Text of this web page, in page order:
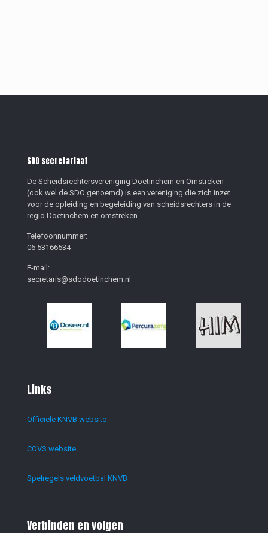
SDO secretariaat
De Scheidsrechtersvereniging Doetinchem en Omstreken
(ook wel de SDO genoemd) is een vereniging die zich inzet
voor de opleiding en begeleiding van scheidsrechters in de
regio Doetinchem en omstreken.
Telefoonnummer:
06 53166534
E-mail:
secretaris@sdodoetinchem.nl
Links
Officiële KNVB website
COVS website
Spelregels veldvoetbal KNVB
Verbinden en volgen